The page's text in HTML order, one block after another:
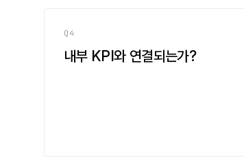
Q4
내부 KPI와 연결되는가?